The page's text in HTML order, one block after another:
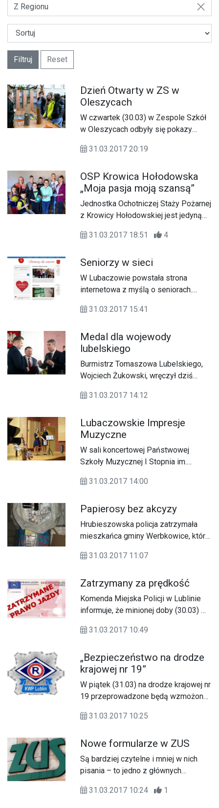
Z Regionu
Filtruj Reset
Dzień Otwarty w ZS w
Oleszycach
W czwartek (30.03) w Zespole Szkół
w Oleszycach odbyły się pokazy
kabaretowe – a wszystko to z okazji
powiatu lubaczowskiego mogli
zwiedzić placówkę i dowiedzieć się
szczegółowych informacji o każdym z
kierunków kształcenia.
31.03.2017 20:19
OSP Krowica Hołodowska
„Moja pasja moją szansą”
Jednostka Ochotniczej Staży Pożarnej
z Krowicy Hołodowskiej jest jedyną
która otrzymała grant w wysokości 8
Amerykańskiej Fundacji Wolności. O
konkursie „Równać Szanse 2016”
realizowanym przez Fundację
dowiedzieli się od władz samorządu
Gminy Lubaczów.
31.03.2017 18:51 4
Seniorzy w sieci
W Lubaczowie powstała strona
internetowa z myślą o seniorach.
seniorom informacji związanych z
tylko.
31.03.2017 15:41
Medal dla wojewody
lubelskiego
Burmistrz Tomaszowa Lubelskiego,
Wojciech Żukowski, wręczył dziś
Przemysławowi Czarnkowi, Medal za
imienia Tomasza Zamoyskiego
Założyciela Miasta.
31.03.2017 14:12
Lubaczowskie Impresje
Muzyczne
W sali koncertowej Państwowej
Szkoły Muzycznej I Stopnia im.
odbył się (31.03) X Międzyregionalny
Szkół Muzycznych I Stopnia.
31.03.2017 14:00
Papierosy bez akcyzy
Hrubieszowska policja zatrzymała
mieszkańca gminy Werbkowice, który
nielegalnych papierosów.
31.03.2017 11:07
Zatrzymany za prędkość
Komenda Miejska Policji w Lublinie
informuje, że minionej doby (30.03) w
wypadków i 58 kolizji, w wyniku
Ponadto zatrzymano 24 nietrzeźwych
kierowców.
31.03.2017 10:49
„Bezpieczeństwo na drodze
krajowej nr 19”
W piątek (31.03) na drodze krajowej nr
19 przeprowadzone będą wzmożone
Głównym celem działań jest poprawa
drogowym, zmniejszenie liczby
wypadków drogowych,
zminimalizowanie skutków tych
ograniczenia ofiar śmiertelnych oraz
31.03.2017 10:25
Nowe formularze w ZUS
Są bardziej czytelne i mniej w nich
pisania – to jedno z głównych
testowali nowe formularze
31.03.2017 10:24 1